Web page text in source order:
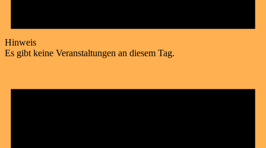
Hinweis
Es gibt keine Veranstaltungen an diesem Tag.